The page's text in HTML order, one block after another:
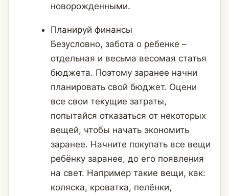
новорожденными.
Планируй финансы
Безусловно, забота о ребенке –
отдельная и весьма весомая статья
бюджета. Поэтому заранее начни
планировать свой бюджет. Оцени
все свои текущие затраты,
попытайся отказаться от некоторых
вещей, чтобы начать экономить
заранее. Начните покупать все вещи
ребёнку заранее, до его появления
на свет. Например такие вещи, как:
коляска, кроватка, пелёнки,